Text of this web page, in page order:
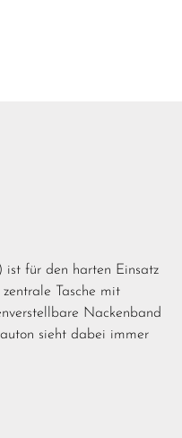
ist für den harten Einsatz
Tasche mit
Nackenband
sieht dabei immer